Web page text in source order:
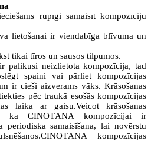
rūpīgi samaisīt kompozīciju
lietošanai ir viendabīga blīvuma un
tikai tīros un sausos tilpumos.
palikusi neizlietota kompozīcija, tad
spaini vai pārliet kompozīcijas
ir cieši aizverams vāks. Krāsošanas
pēc traukā esošās kompozīcijas
laika ar gaisu.Veicot krāsošanas
ka CINOTĀNA kompozīcijai ir
periodiska samaisīšana, lai novērstu
kompozīcijas